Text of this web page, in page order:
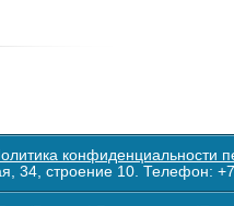
конфиденциальности
34, строение 10. Телефон: